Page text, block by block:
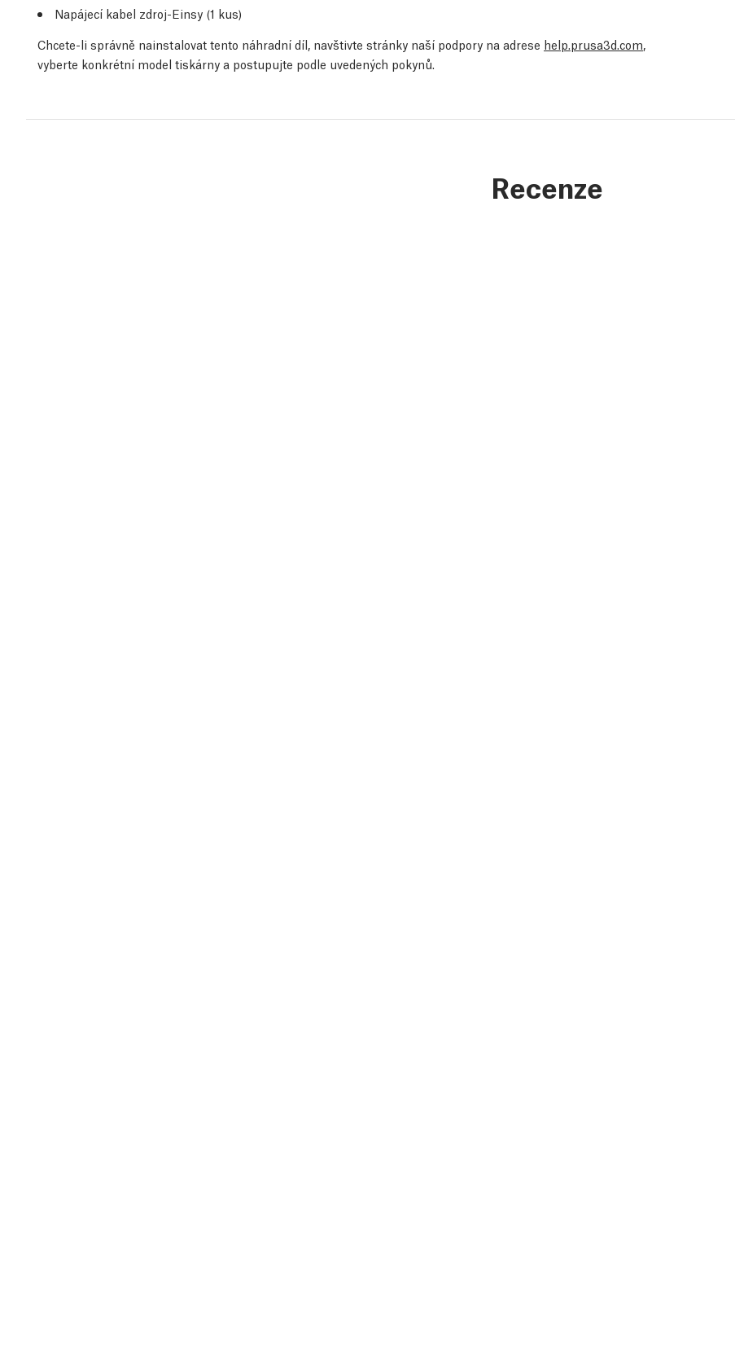
Napájecí kabel zdroj-Einsy (1 kus)
Chcete-li správně nainstalovat tento náhradní díl, navštivte stránky naší podpory na adrese help.prusa3d.com,
vyberte konkrétní model tiskárny a postupujte podle uvedených pokynů.
Recenze